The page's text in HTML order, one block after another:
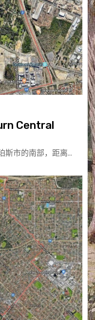
Central
市的南部，距离…